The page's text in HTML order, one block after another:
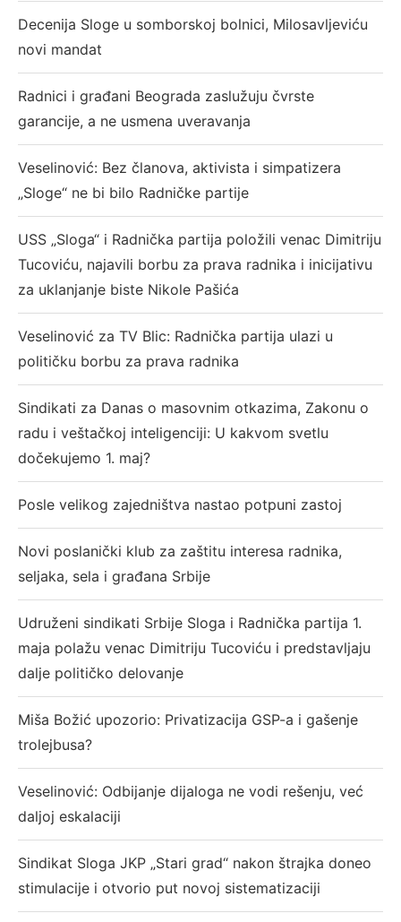
Decenija Sloge u somborskoj bolnici, Milosavljeviću
novi mandat
Radnici i građani Beograda zaslužuju čvrste
garancije, a ne usmena uveravanja
Veselinović: Bez članova, aktivista i simpatizera
„Sloge“ ne bi bilo Radničke partije
USS „Sloga“ i Radnička partija položili venac Dimitriju
Tucoviću, najavili borbu za prava radnika i inicijativu
za uklanjanje biste Nikole Pašića
Veselinović za TV Blic: Radnička partija ulazi u
političku borbu za prava radnika
Sindikati za Danas o masovnim otkazima, Zakonu o
radu i veštačkoj inteligenciji: U kakvom svetlu
dočekujemo 1. maj?
Posle velikog zajedništva nastao potpuni zastoj
Novi poslanički klub za zaštitu interesa radnika,
seljaka, sela i građana Srbije
Udruženi sindikati Srbije Sloga i Radnička partija 1.
maja polažu venac Dimitriju Tucoviću i predstavljaju
dalje političko delovanje
Miša Božić upozorio: Privatizacija GSP-a i gašenje
trolejbusa?
Veselinović: Odbijanje dijaloga ne vodi rešenju, već
daljoj eskalaciji
Sindikat Sloga JKP „Stari grad“ nakon štrajka doneo
stimulacije i otvorio put novoj sistematizaciji